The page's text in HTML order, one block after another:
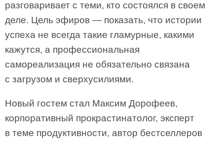
разговаривает с теми, кто состоялся в своем
деле. Цель эфиров — показать, что истории
успеха не всегда такие гламурные, какими
кажутся, а профессиональная
самореализация не обязательно связана
с загрузом и сверхусилиями.
Новый гостем стал Максим Дорофеев,
корпоративный прокрастинатолог, эксперт
в теме продуктивности, автор бестселлеров